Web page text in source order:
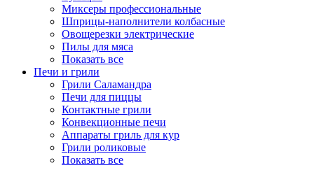
Миксеры профессиональные
Шприцы-наполнители колбасные
Овощерезки электрические
Пилы для мяса
Показать все
Печи и грили
Грили Саламандра
Печи для пиццы
Контактные грили
Конвекционные печи
Аппараты гриль для кур
Грили роликовые
Показать все